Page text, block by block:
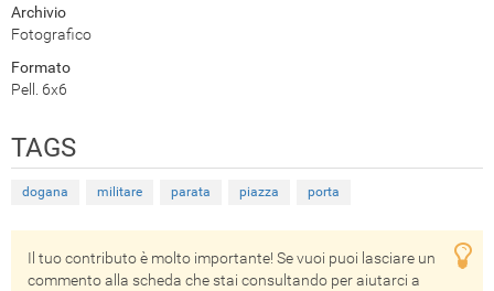
Archivio
Fotografico
Formato
Pell. 6x6
TAGS
dogana militare parata piazza porta
Il tuo contributo è molto importante! Se vuoi puoi lasciare un
commento alla scheda che stai consultando per aiutarci a